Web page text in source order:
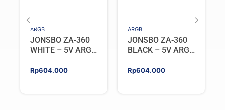
ARGB
JONSBO ZA-360
WHITE – 5V ARGB
Rp604.000
ARGB
JONSBO ZA-360
BLACK – 5V ARGB
Rp604.000